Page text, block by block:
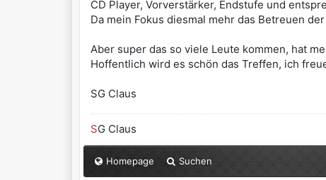
CD Player, Vorverstärker, Endstufe und
Da mein Fokus diesmal mehr das Betreuen
Aber super das so viele Leute kommen, hat
Hoffentlich wird es schön das Treffen, ich
SG Claus
SG Claus
Homepage Suchen